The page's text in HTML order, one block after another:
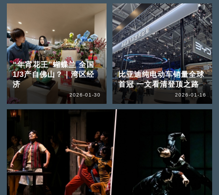
“年宵花王”蝴蝶兰 全国
1/3产自佛山？｜湾区经
济
2026-01-30
比亚迪纯电动车销量全球
首冠 一文看清登顶之路
2026-01-16